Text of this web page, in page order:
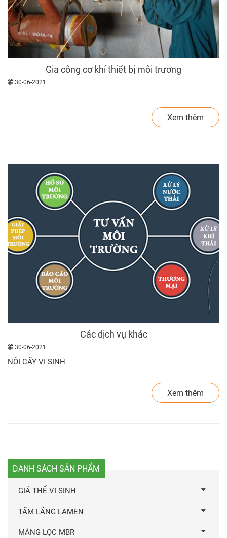
Gia công cơ khí thiết bị môi trương
30-06-2021
Xem thêm
Các dịch vụ khác
30-06-2021
NÔI CẤY VI SINH
Xem thêm
DANH SÁCH SẢN PHẨM
GIÁ THỂ VI SINH
TẤM LẮNG LAMEN
MÀNG LỌC MBR